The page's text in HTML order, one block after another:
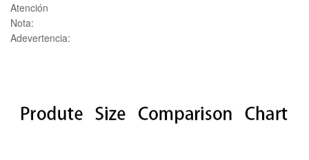
Atención
Nota:
Adevertencia: